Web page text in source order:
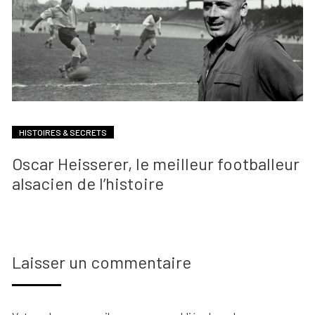
HISTOIRES & SECRETS
Oscar Heisserer, le meilleur footballeur
alsacien de l’histoire
Laisser un commentaire